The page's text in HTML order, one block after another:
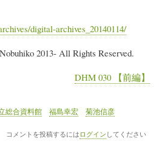
digital-archives_20140114/
2013- All Rights Reserved.
DHM 030 【前編】
総合資料館 福島幸宏 菊池信彦
コメントを投稿するにはログインしてください